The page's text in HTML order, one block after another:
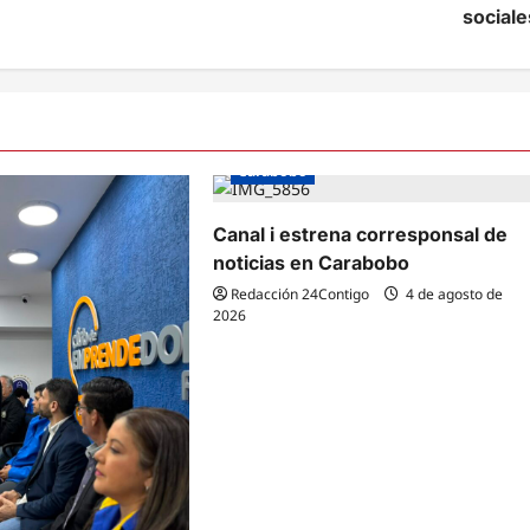
Carabobo
Canal i estrena corresponsal de
noticias en Carabobo
Redacción 24Contigo
4 de agosto de
2026